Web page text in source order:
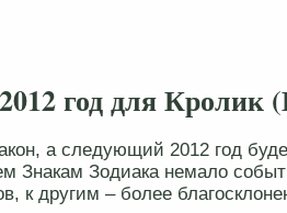
год для Кролик
а следующий 2012 год
Знакам Зодиака немало
к другим – более